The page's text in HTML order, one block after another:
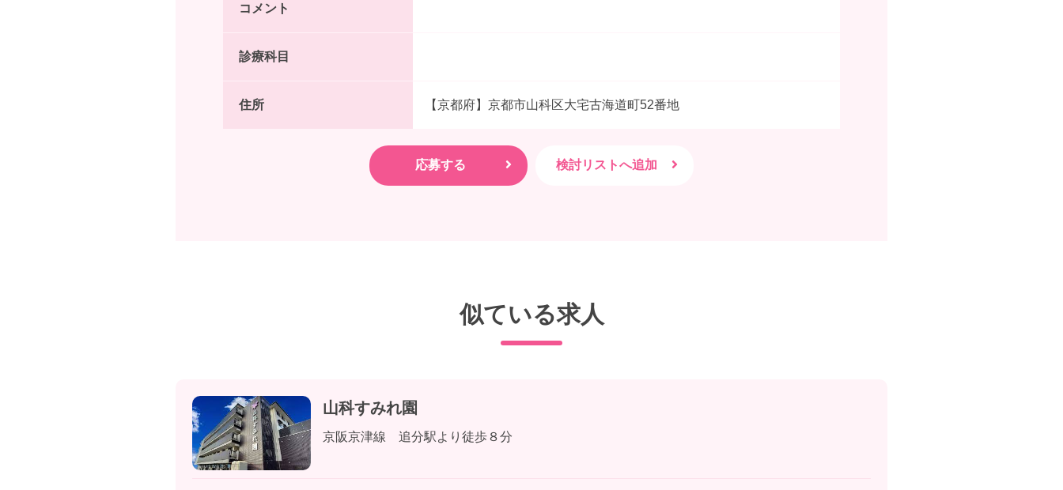
コメント
診療科目
住所 【京都府】京都市山科区大宅古海道町52番地
似ている求人
山科すみれ園
京阪京津線 追分駅より徒歩８分